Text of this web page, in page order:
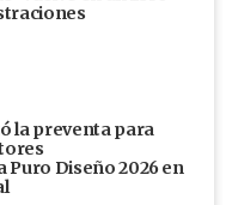
la preventa para
Puro Diseño 2026 en